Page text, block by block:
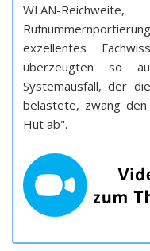
WLAN-
exzellentes
überzeugten so
Systemausfall, der
belastete, zwang
Hut ab".